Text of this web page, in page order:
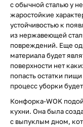
с обычной сталью у
жаростойкие
устойчивостью к
из нержавеющей
повреждений. Еще
материала будет
поверхности нет
попасть остатки
процесс уборки
Конфорка-WOK
кухни. Она была
с выпуклым дном,